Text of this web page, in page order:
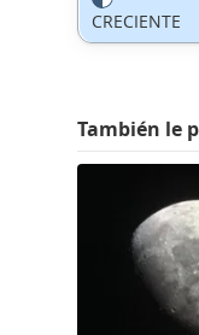
CRECIENTE
También le